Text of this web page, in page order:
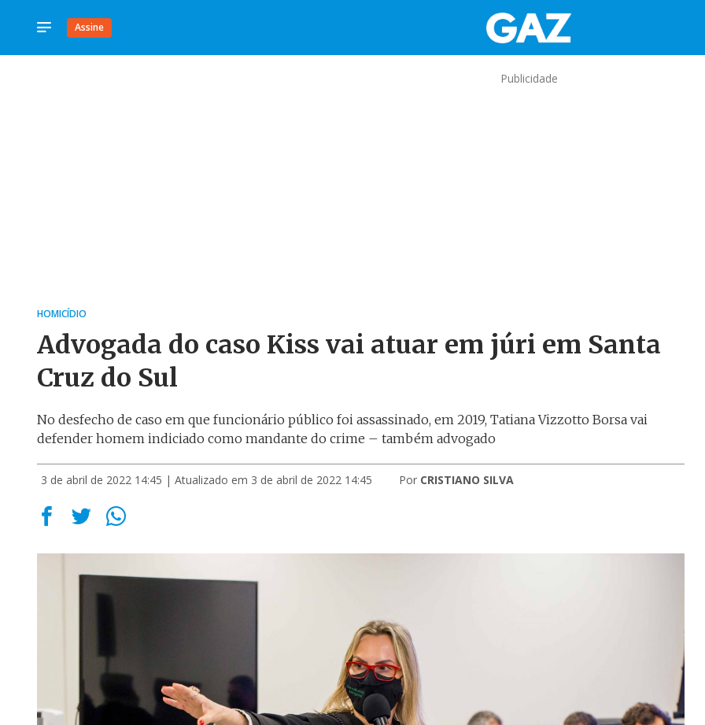
Assine
Publicidade
HOMICÍDIO
Advogada do caso Kiss vai atuar em júri em Santa
Cruz do Sul
No desfecho de caso em que funcionário público foi assassinado, em 2019, Tatiana Vizzotto Borsa vai
defender homem indiciado como mandante do crime – também advogado
3 de abril de 2022 14:45 | Atualizado em 3 de abril de 2022 14:45 Por CRISTIANO SILVA